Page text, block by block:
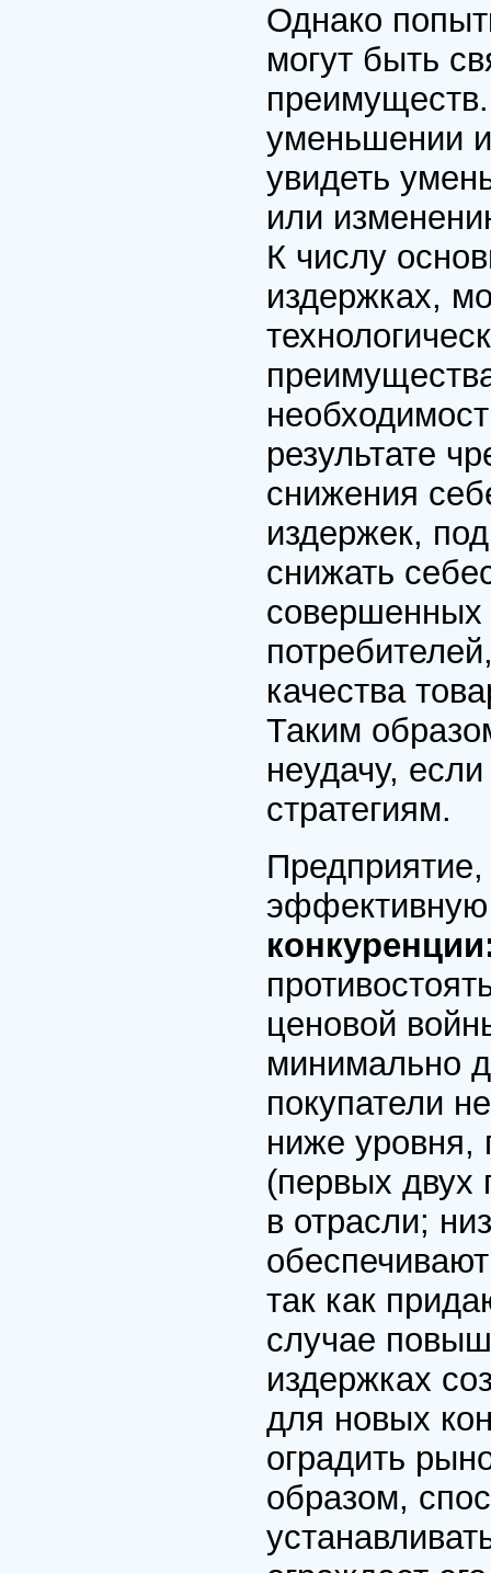
Однако
могут быть
уменьшении
увидеть
или
К числу
издержках,
результате
снижения
издержек,
снижать
совершенных
качества
Таким
неудачу,
стратегиям.
ценовой
минимально
покупатели
ниже уровня,
(первых двух
в отрасли;
так как
случае
издержках
для новых
оградить
образом,